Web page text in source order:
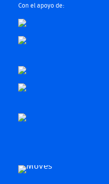
Con el apoyo de: